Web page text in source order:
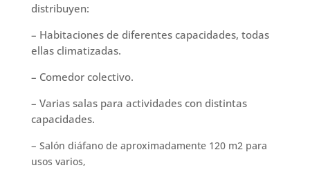
distribuyen:
– Habitaciones de diferentes capacidades, todas
ellas climatizadas.
– Comedor colectivo.
– Varias salas para actividades con distintas
capacidades.
– Salón diáfano de aproximadamente 120 m2 para
usos varios,